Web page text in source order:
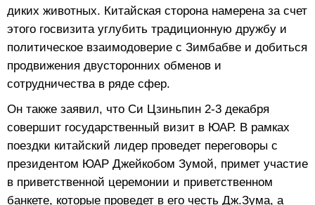
диких животных. Китайская сторона намерена за счет
этого госвизита углубить традиционную дружбу и
политическое взаимодоверие с Зимбабве и добиться
продвижения двусторонних обменов и
сотрудничества в ряде сфер.
Он также заявил, что Си Цзиньпин 2-3 декабря
совершит государственный визит в ЮАР. В рамках
поездки китайский лидер проведет переговоры с
президентом ЮАР Джейкобом Зумой, примет участие
в приветственной церемонии и приветственном
банкете, которые проведет в его честь Дж.Зума, а